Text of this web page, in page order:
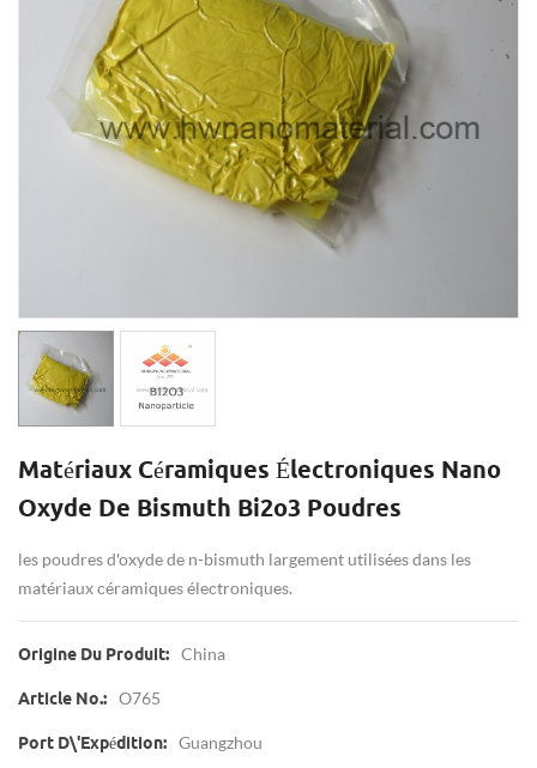
Matériaux Céramiques Électroniques Nano
Oxyde De Bismuth Bi2o3 Poudres
les poudres d'oxyde de n-bismuth largement utilisées dans les
matériaux céramiques électroniques.
Origine Du Produit: China
Article No.: O765
Port D\'expédition: Guangzhou